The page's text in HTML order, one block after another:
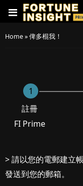
Home»俾多棍我！
1
註冊
FI Prime
> 請以您的電郵建立
發送到您的郵箱。